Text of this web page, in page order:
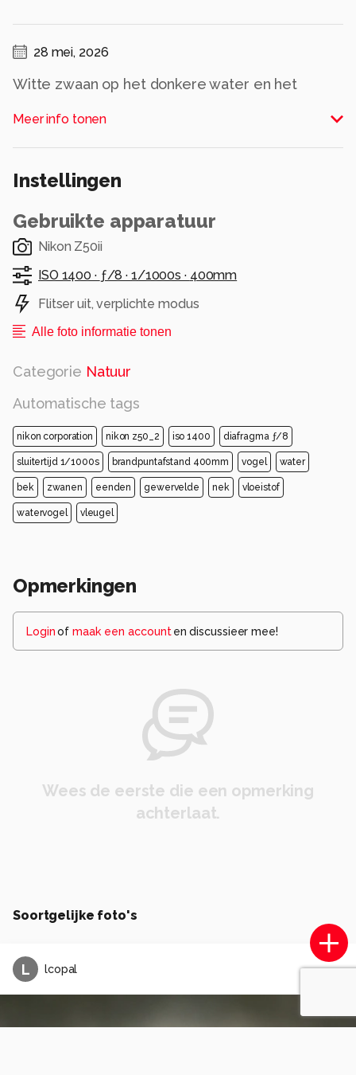
28 mei, 2026
Witte zwaan op het donkere water en het
Meer info tonen
Instellingen
Gebruikte apparatuur
Nikon Z50ii
ISO 1400 · ƒ/8 · 1/1000s · 400mm
Flitser uit, verplichte modus
Alle foto informatie tonen
Categorie Natuur
Automatische tags
nikon corporation nikon z50_2 iso 1400 diafragma ƒ/8
sluitertijd 1/1000s brandpuntafstand 400mm vogel water
bek zwanen eenden gewervelde nek vloeistof
watervogel vleugel
Opmerkingen
Loginof maak een account en discussieer mee!
Wees de eerste die een opmerking
achterlaat.
Soortgelijke foto's
L lcopal